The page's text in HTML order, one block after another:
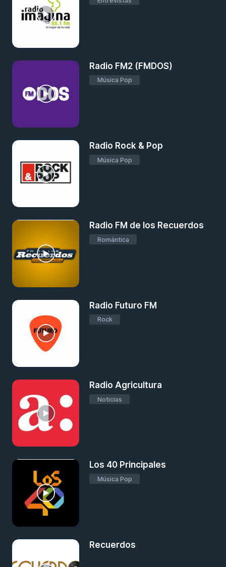
Radio FM2 (FMDOS)
Música Pop
Radio Rock & Pop
Música Pop
Radio FM de los Recuerdos
Romántica
Radio Futuro FM
Rock
Radio Agricultura
Noticias
Los 40 Principales
Música Pop
Recuerdos